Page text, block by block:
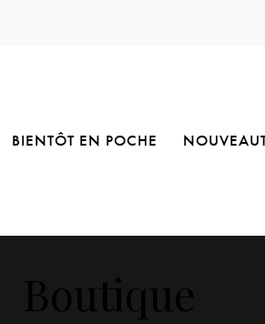
BIENTÔT EN POCHE